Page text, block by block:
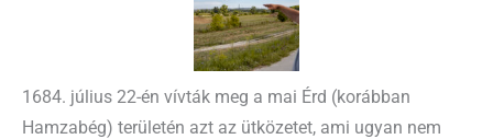
1684. július 22-én vívták meg a mai Érd (korábban
Hamzabég) területén azt az ütközetet, ami ugyan nem